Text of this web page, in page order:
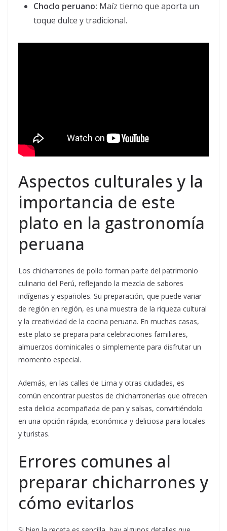
Choclo peruano: Maíz tierno que aporta un
toque dulce y tradicional.
Aspectos culturales y la
importancia de este
plato en la gastronomía
peruana
Los chicharrones de pollo forman parte del patrimonio
culinario del Perú, reflejando la mezcla de sabores
indígenas y españoles. Su preparación, que puede variar
de región en región, es una muestra de la riqueza cultural
y la creatividad de la cocina peruana. En muchas casas,
este plato se prepara para celebraciones familiares,
almuerzos dominicales o simplemente para disfrutar un
momento especial.
Además, en las calles de Lima y otras ciudades, es
común encontrar puestos de chicharronerías que ofrecen
esta delicia acompañada de pan y salsas, convirtiéndolo
en una opción rápida, económica y deliciosa para locales
y turistas.
Errores comunes al
preparar chicharrones y
cómo evitarlos